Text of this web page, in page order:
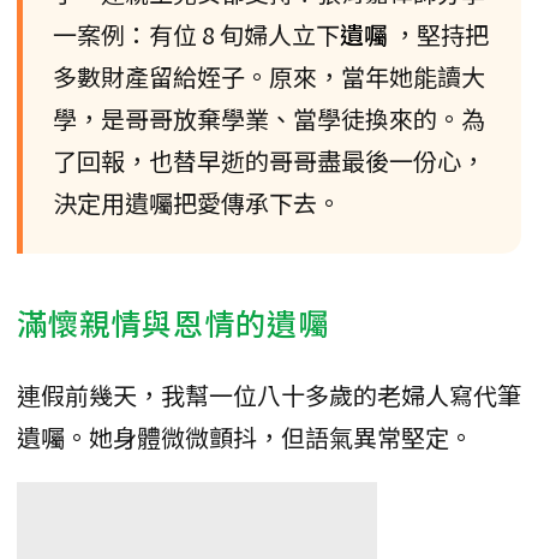
一案例：有位 8 旬婦人立下遺囑 ，堅持把
多數財產留給姪子。原來，當年她能讀大
學，是哥哥放棄學業、當學徒換來的。為
了回報，也替早逝的哥哥盡最後一份心，
決定用遺囑把愛傳承下去。
滿懷親情與恩情的遺囑
連假前幾天，我幫一位八十多歲的老婦人寫代筆
遺囑。她身體微微顫抖，但語氣異常堅定。